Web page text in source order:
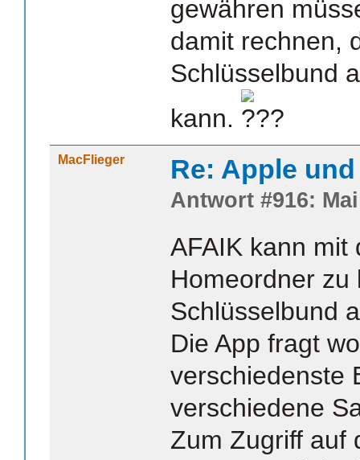
gewähren
damit rechnen,
Schlüsselbund
kann.
MacFlieger Re: Apple
Antwort #916:
AFAIK kann mit
Homeordner zu
Schlüsselbund
Die App fragt
verschiedenste
verschiedene
Zum Zugriff auf